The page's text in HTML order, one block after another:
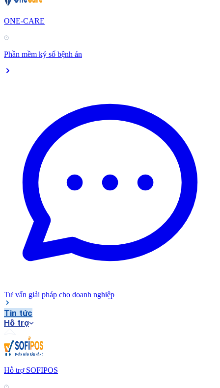
ONE-CARE
Phần mềm ký số bệnh án
Tư vấn giải pháp cho doanh nghiệp
Tin tức
Hỗ trợ
Hỗ trợ SOFIPOS